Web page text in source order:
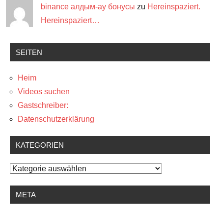
binance алдым-ау бонусы zu Hereinspaziert.
Hereinspaziert…
SEITEN
Heim
Videos suchen
Gastschreiber:
Datenschutzerklärung
KATEGORIEN
Kategorien
META